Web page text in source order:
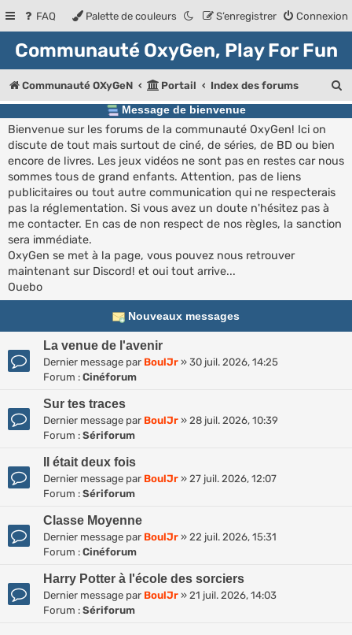
FAQ Connexion
S’enregistrer
Palette de couleurs
Communauté OxyGen, Play For Fun
Communauté OXyGeN Portail Index des forums
e
Message de bienvenue
Bienvenue sur les forums de la communauté OxyGen! Ici on
discute de tout mais surtout de ciné, de séries, de BD ou bien
encore de livres. Les jeux vidéos ne sont pas en restes car nous
sommes tous de grand enfants. Attention, pas de liens
publicitaires ou tout autre communication qui ne respecterais
pas la réglementation. Si vous avez un doute n'hésitez pas à
me contacter. En cas de non respect de nos règles, la sanction
sera immédiate.
OxyGen se met à la page, vous pouvez nous retrouver
maintenant sur Discord! et oui tout arrive...
Ouebo
Nouveaux messages
La venue de l'avenir
Dernier message par BoulJr » 30 juil. 2026, 14:25
Forum : Cinéforum
Sur tes traces
Dernier message par BoulJr » 28 juil. 2026, 10:39
Forum : Sériforum
Il était deux fois
Dernier message par BoulJr » 27 juil. 2026, 12:07
Forum : Sériforum
Classe Moyenne
Dernier message par BoulJr » 22 juil. 2026, 15:31
Forum : Cinéforum
Harry Potter à l'école des sorciers
Dernier message par BoulJr » 21 juil. 2026, 14:03
Forum : Sériforum